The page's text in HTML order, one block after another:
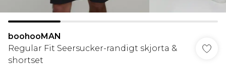
boohooMAN
Regular Fit Seersucker-randigt skjorta &
shortset